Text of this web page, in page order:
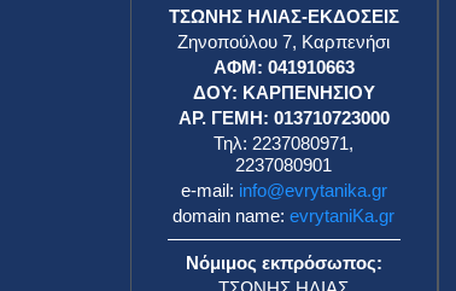
ΤΣΩΝΗΣ ΗΛΙΑΣ-ΕΚΔΟΣΕΙΣ
Ζηνοπούλου 7, Καρπενήσι
ΑΦΜ: 041910663
ΔΟΥ: ΚΑΡΠΕΝΗΣΙΟΥ
ΑΡ. ΓΕΜΗ: 013710723000
Τηλ: 2237080971,
2237080901
e-mail: info@evrytanika.gr
domain name:evrytaniKa.gr
Νόμιμος εκπρόσωπος: